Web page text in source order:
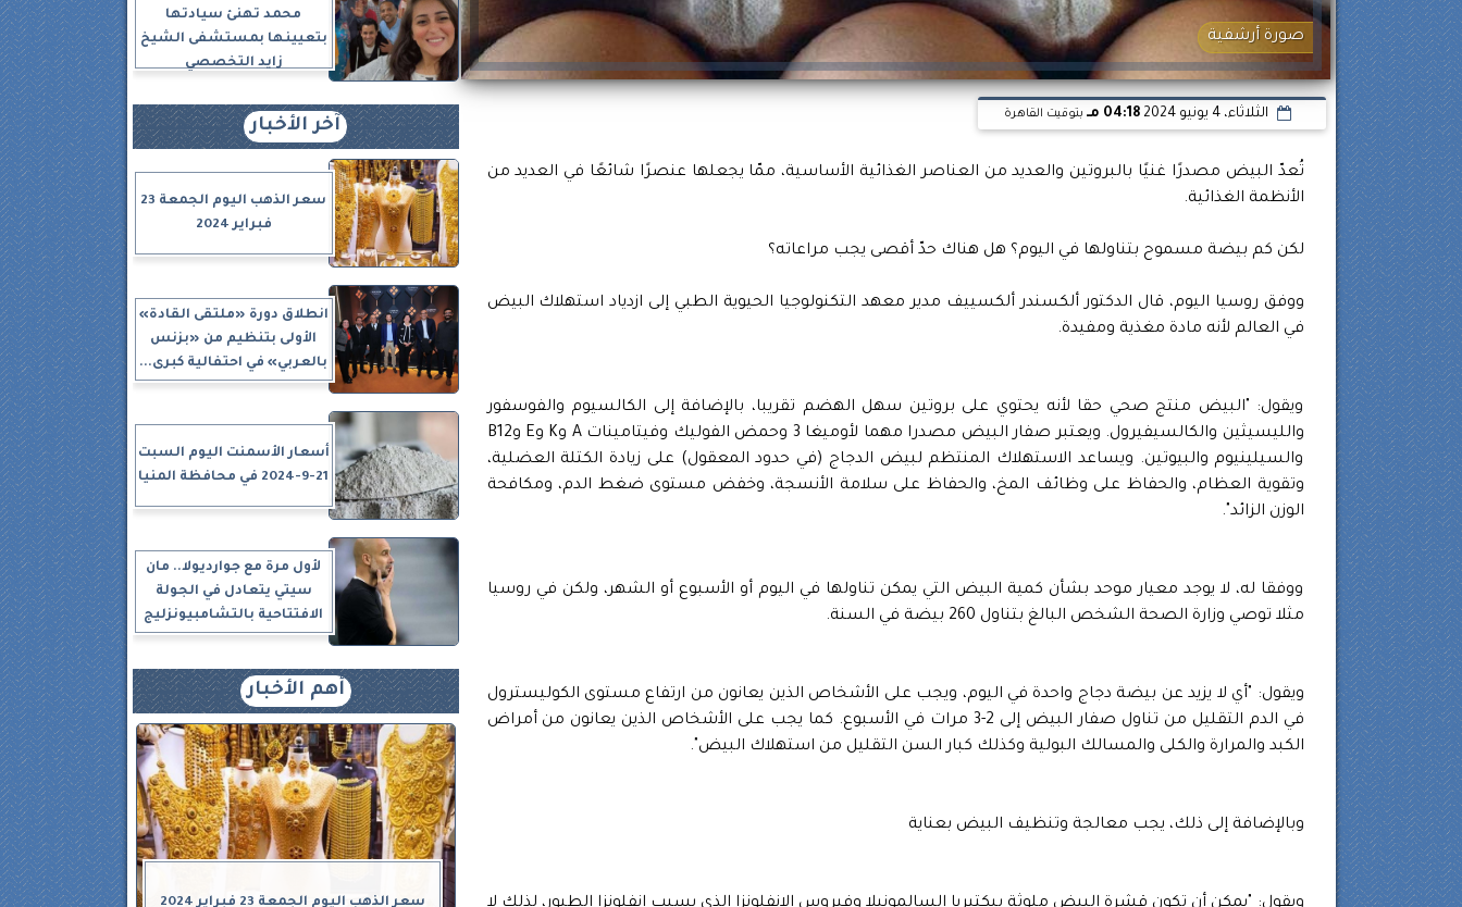
صورة أرشفية
الثلاثاء، 4 يونيو 2024 04:18 مـ بتوقيت القاهرة
تُعدّ البيض مصدرًا غنيًا بالبروتين والعديد من العناصر الغذائية الأساسية، ممّا يجعلها عنصرًا شائعًا في العديد من
الأنظمة الغذائية.
لكن كم بيضة مسموح بتناولها في اليوم؟ هل هناك حدّ أقصى يجب مراعاته؟
ووفق روسيا اليوم، قال الدكتور ألكسندر ألكسييف مدير معهد التكنولوجيا الحيوية الطبي إلى ازدياد استهلاك البيض
في العالم لأنه مادة مغذية ومفيدة.
ويقول: "البيض منتج صحي حقا لأنه يحتوي على بروتين سهل الهضم تقريبا، بالإضافة إلى الكالسيوم والفوسفور
والليسيثين والكالسيفيرول. ويعتبر صفار البيض مصدرا مهما لأوميغا 3 وحمض الفوليك وفيتامينات A وK وE وB12
والسيلينيوم والبيوتين. ويساعد الاستهلاك المنتظم لبيض الدجاج (في حدود المعقول) على زيادة الكتلة العضلية،
وتقوية العظام، والحفاظ على وظائف المخ، والحفاظ على سلامة الأنسجة، وخفض مستوى ضغط الدم، ومكافحة
الوزن الزائد".
ووفقا له، لا يوجد معيار موحد بشأن كمية البيض التي يمكن تناولها في اليوم أو الأسبوع أو الشهر، ولكن في روسيا
مثلا توصي وزارة الصحة الشخص البالغ بتناول 260 بيضة في السنة.
ويقول: "أي لا يزيد عن بيضة دجاج واحدة في اليوم، ويجب على الأشخاص الذين يعانون من ارتفاع مستوى الكوليسترول
في الدم التقليل من تناول صفار البيض إلى 2-3 مرات في الأسبوع. كما يجب على الأشخاص الذين يعانون من أمراض
الكبد والمرارة والكلى والمسالك البولية وكذلك كبار السن التقليل من استهلاك البيض".
وبالإضافة إلى ذلك، يجب معالجة وتنظيف البيض بعناية
محمد تهنئ سيادتها
بتعيينها بمستشفى الشيخ
زايد التخصصي
آخر الأخبار
سعر الذهب اليوم الجمعة 23
فبراير 2024
انطلاق دورة «ملتقى القادة»
الأولى بتنظيم من «بزنس
بالعربي» في احتفالية كبرى...
أسعار الأسمنت اليوم السبت
21-9-2024 في محافظة المنيا
لأول مرة مع جوارديولا.. مان
سيتي يتعادل في الجولة
الافتتاحية بالتشامبيونزليج
أهم الأخبار
سعر الذهب اليوم الجمعة 23 فبراير 2024